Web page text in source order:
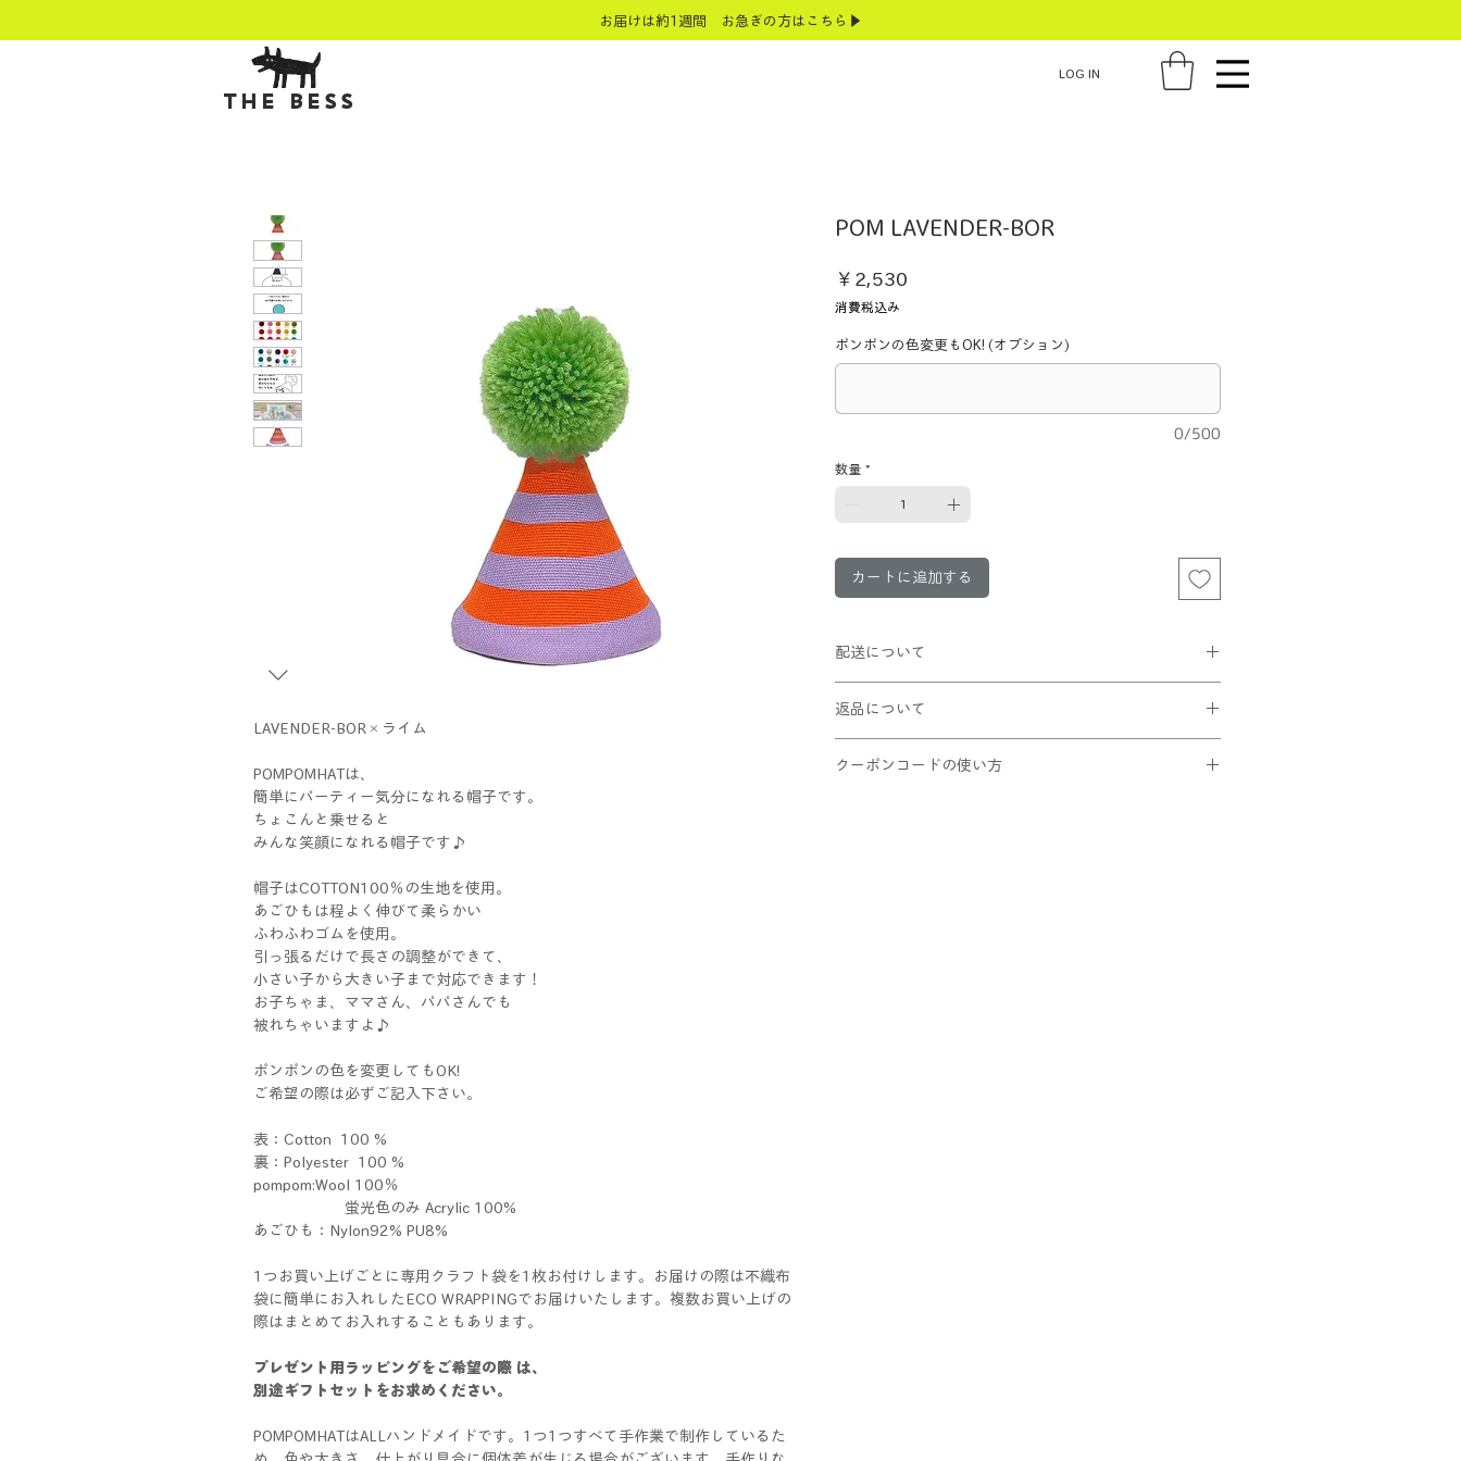
お届けは約1週間 お急ぎの方はこちら▶
THE BESS
LOG IN
LAVENDER-BOR×ライム
POMPOMHATは、
簡単にパーティー気分になれる帽子です。
ちょこんと乗せると
みんな笑顔になれる帽子です♪
帽子はCOTTON100％の生地を使用。
あごひもは程よく伸びて柔らかい
ふわふわゴムを使用。
引っ張るだけで長さの調整ができて、
小さい子から大きい子まで対応できます！
お子ちゃま、ママさん、パパさんでも
被れちゃいますよ♪
ポンポンの色を変更してもOK!
ご希望の際は必ずご記入下さい。
表：Cotton 100 %
裏：Polyester 100 %
pompom:Wool 100％
蛍光色のみ Acrylic 100%
あごひも：Nylon92% PU8%
1つお買い上げごとに専用クラフト袋を1枚お付けします。お届けの際は不織布
袋に簡単にお入れしたECO WRAPPINGでお届けいたします。複数お買い上げの
際はまとめてお入れすることもあります。
プレゼント用ラッピングをご希望の際 は、
別途ギフトセットをお求めください。
POMPOMHATはALLハンドメイドです。1つ1つすべて手作業で制作しているた
POM LAVENDER-BOR
￥2,530
消費税込み
ポンポンの色変更もOK! (オプション)
0/500
数量 *
カートに追加する
配送について
10,000円以上お買い上げの方は無料。
POMPOMHATはクリックポスト配送が
可能ですが、ポンポンが多少つぶれます。
返品について
クーポンコードの使い方